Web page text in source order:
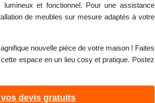
et fonctionnel. Pour une assistance
de meubles sur mesure adaptés à votre
nouvelle pièce de votre maison ! Faites
espace en un lieu cosy et pratique. Postez
devis gratuits